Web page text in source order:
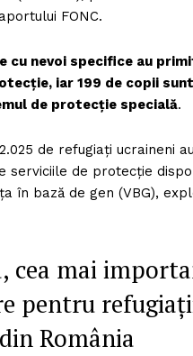
FONC.
cu nevoi specifice au
iar 199 de copii
de protecție specială.
de refugiați ucraineni
serviciile de protecție
în bază de gen (VBG),
cea mai
pentru
România